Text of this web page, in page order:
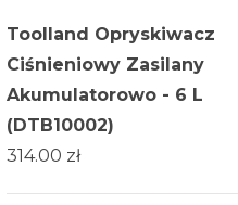
Toolland Opryskiwacz
Ciśnieniowy Zasilany
Akumulatorowo - 6 L
(DTB10002)
314.00 zł